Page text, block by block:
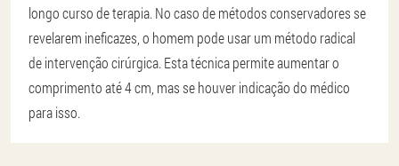
longo curso de terapia. No caso de métodos conservadores se
revelarem ineficazes, o homem pode usar um método radical
de intervenção cirúrgica. Esta técnica permite aumentar o
comprimento até 4 cm, mas se houver indicação do médico
para isso.